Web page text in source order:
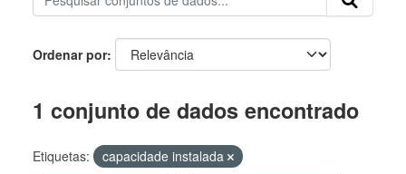
Ordenar por
1 conjunto de dados encontrado
Etiquetas:
capacidade instalada